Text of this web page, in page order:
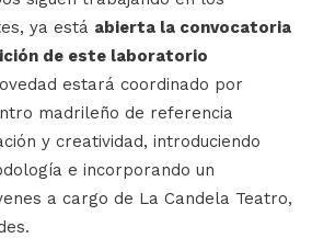
ya está abierta la convocatoria
de este laboratorio
estará coordinado por
madrileño de referencia
y creatividad, introduciendo
e incorporando un
a cargo de La Candela Teatro,